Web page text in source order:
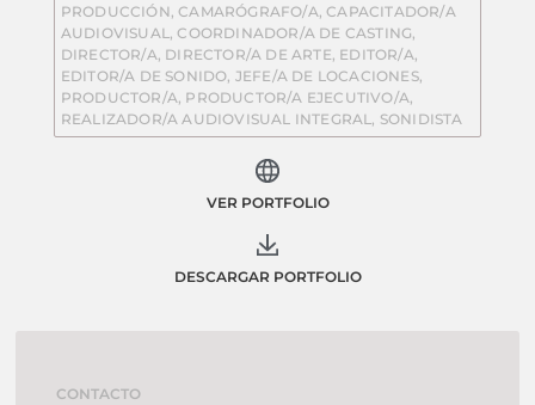
PRODUCCIÓN,CAMARÓGRAFO/A,CAPACITADOR/A
AUDIOVISUAL ,COORDINADOR/A DE CASTING,
DIRECTOR/A, DIRECTOR/A DE ARTE, EDITOR/A,
EDITOR/A DE SONIDO, JEFE/A DE LOCACIONES,
PRODUCTOR/A, PRODUCTOR/A EJECUTIVO/A,
REALIZADOR/A AUDIOVISUAL INTEGRAL , SONIDISTA
VER PORTFOLIO
DESCARGAR PORTFOLIO
CONTACTO